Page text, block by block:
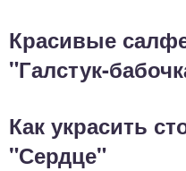
Красивые
"Галстук-
Как украсить
"Сердце"